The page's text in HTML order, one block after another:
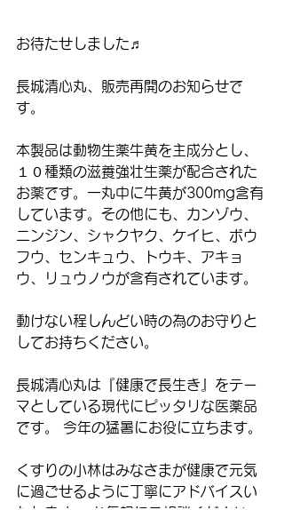
お待たせしました♬
長城清心丸、販売再開のお知らせで
す。
本製品は動物生薬牛黄を主成分とし、
１０種類の滋養強壮生薬が配合された
お薬です。一丸中に牛黄が300mg含有
しています。その他にも、カンゾウ、
ニンジン、シャクヤク、ケイヒ、ボウ
フウ、センキュウ、トウキ、アキョ
ウ、リュウノウが含有されています。
動けない程しんどい時の為のお守りと
してお持ちください。
長城清心丸は『健康で長生き』をテー
マとしている現代にピッタリな医薬品
です。 今年の猛暑にお役に立ちます。
くすりの小林はみなさまが健康で元気
に過ごせるように丁寧にアドバイスい